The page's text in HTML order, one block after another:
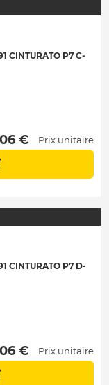
CINTURATO P7 C-
€ Prix unitaire
CINTURATO P7 D-
€ Prix unitaire